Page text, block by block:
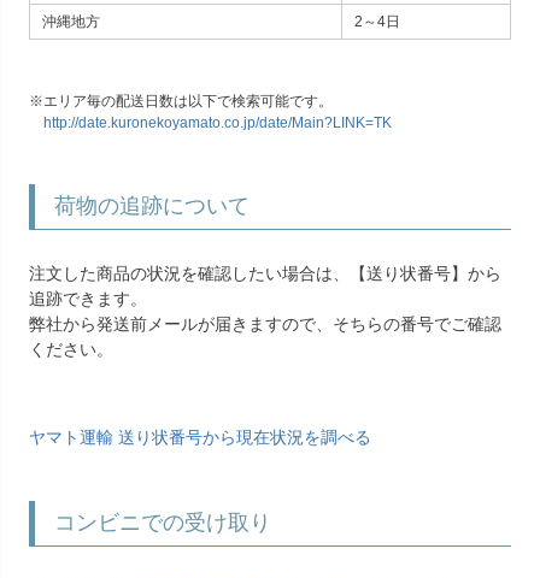
沖縄地方 2～4日
エリア毎の配送日数は以下で検索可能です。
http://date.kuronekoyamato.co.jp/date/Main?LINK=TK
荷物の追跡について
注文した商品の状況を確認したい場合は、【送り状番号】から
追跡できます。
弊社から発送前メールが届きますので、そちらの番号でご確認
ください。
ヤマト運輸 送り状番号から現在状況を調べる
コンビニでの受け取り